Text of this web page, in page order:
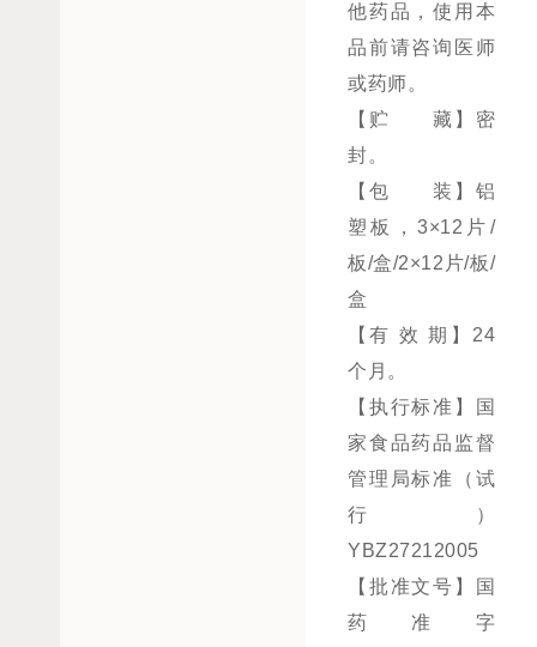
他药品，使用本
品前请咨询医师
或药师。
【贮 藏】密
封。
【包 装】铝
塑板，3×12片/
板/盒/2×12片/板/
盒
【有 效 期】24
个月。
【执行标准】国
家食品药品监督
管理局标准（试
行）
YBZ27212005
【批准文号】国
药准字